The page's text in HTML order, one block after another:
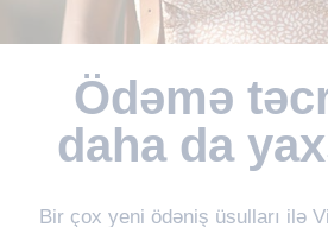
Ödəmə
daha da
Bir çox yeni ödəniş üsulları ilə